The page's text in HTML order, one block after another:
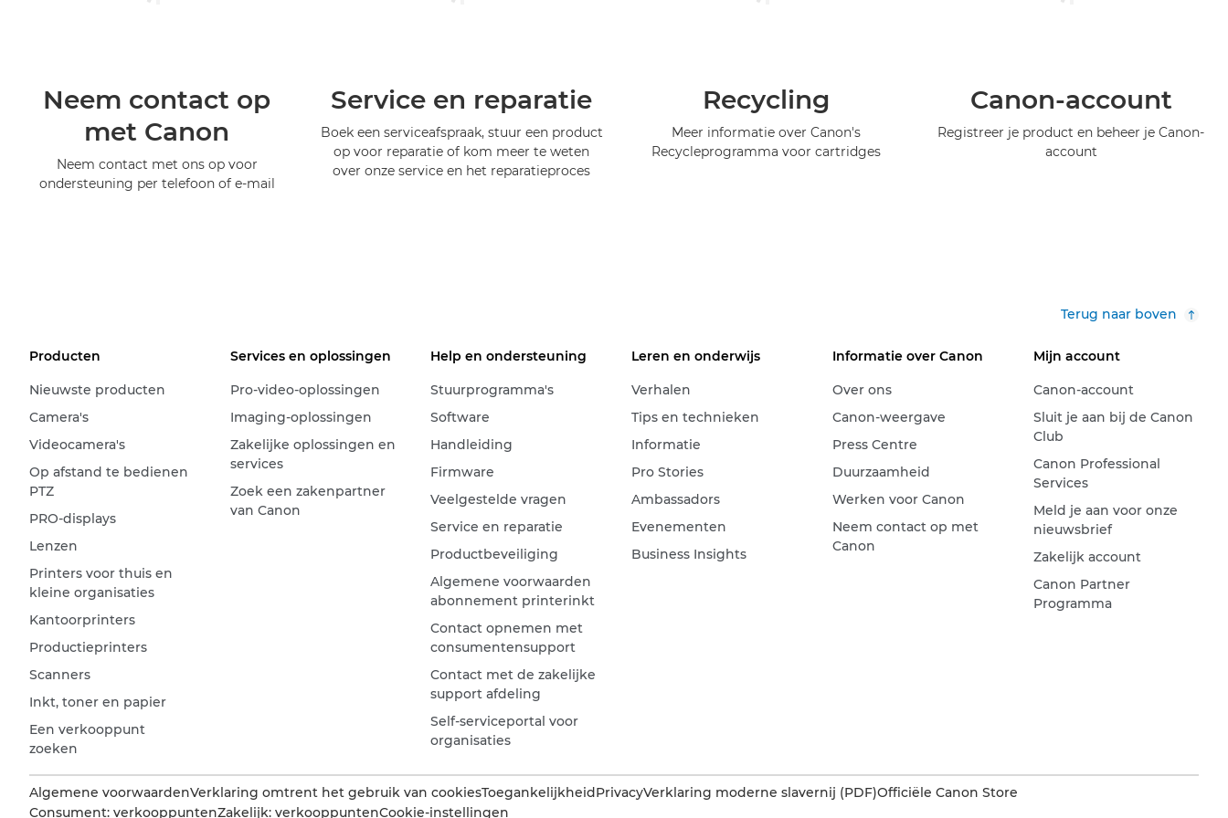
Neem contact op
met Canon
Neem contact met ons op voor
ondersteuning per telefoon of e-mail
Service en reparatie
Boek een serviceafspraak, stuur een product
op voor reparatie of kom meer te weten
over onze service en het reparatieproces
Recycling
Meer informatie over Canon's
Recycleprogramma voor cartridges
Canon-account
Registreer je product en beheer je Canon-
account
Terug naar boven
Producten
Nieuwste producten
Camera's
Videocamera's
Op afstand te bedienen
PTZ
PRO-displays
Lenzen
Printers voor thuis en
kleine organisaties
Kantoorprinters
Productieprinters
Scanners
Inkt, toner en papier
Een verkooppunt
zoeken
Services en oplossingen
Pro-video-oplossingen
Imaging-oplossingen
Zakelijke oplossingen en
services
Zoek een zakenpartner
van Canon
Help en ondersteuning
Stuurprogramma's
Software
Handleiding
Firmware
Veelgestelde vragen
Service en reparatie
Productbeveiliging
Algemene voorwaarden
abonnement printerinkt
Contact opnemen met
consumentensupport
Contact met de zakelijke
support afdeling
Self-serviceportal voor
organisaties
Leren en onderwijs
Verhalen
Tips en technieken
Informatie
Pro Stories
Ambassadors
Evenementen
Business Insights
Informatie over Canon
Over ons
Canon-weergave
Press Centre
Duurzaamheid
Werken voor Canon
Neem contact op met
Canon
Mijn account
Canon-account
Sluit je aan bij de Canon
Club
Canon Professional
Services
Meld je aan voor onze
nieuwsbrief
Zakelijk account
Canon Partner
Programma
Algemene voorwaardenVerklaring omtrent het gebruik van cookiesToegankelijkheid PrivacyVerklaring moderne slavernij (PDF)Officiële Canon Store
Consument: verkooppuntenZakelijk: verkooppuntenCookie-instellingen